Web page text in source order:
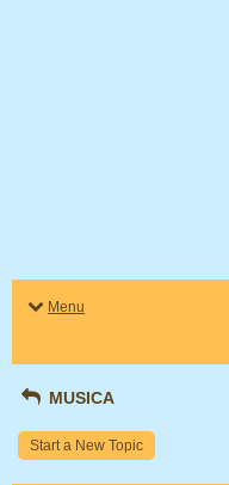
Menu
MUSICA
Start a New Topic